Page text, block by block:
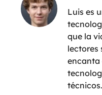
Luis es
que la
lectores
encanta
técnicos.